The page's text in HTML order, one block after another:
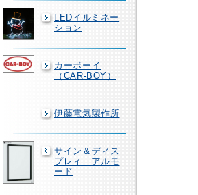
LEDイルミネー
ション
カーボーイ
（CAR-BOY）
伊藤電気製作所
サイン＆ディス
プレィ アルモ
ード